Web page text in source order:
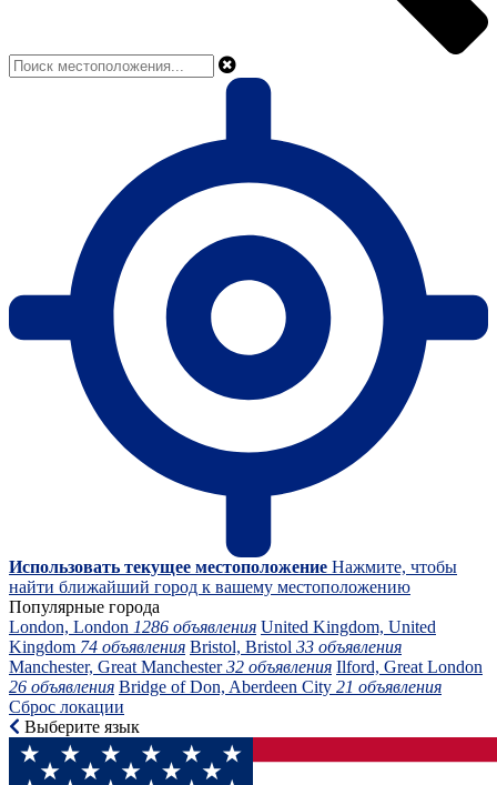
Использовать текущее местоположение Нажмите, чтобы
найти ближайший город к вашему местоположению
Популярные города
London, London 1286 объявления United Kingdom, United
Kingdom 74 объявления Bristol, Bristol 33 объявления
Manchester, Great Manchester32 объявления Ilford, Great London
26 объявления Bridge of Don, Aberdeen City 21 объявления
Сброс локации
Выберите язык